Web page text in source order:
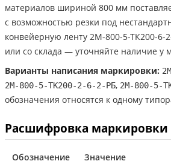
материалов шириной 800 мм
с возможностью резки под
конвейерную ленту 2М-800-5-ТК200-6-
или со склада — уточняйте наличие у
Варианты написания маркировки:
2М-800-5-ТК200-2-6-2-РБ, 2М-800-5-
обозначения относятся к одному
Расшифровка маркировки
Обозначение Значение